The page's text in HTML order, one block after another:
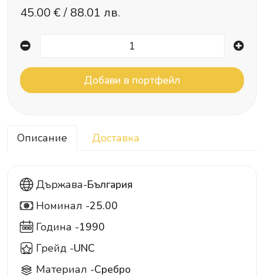
45.00 € / 88.01 лв.
Описание Доставка
Държава-България
25 Номинал -25.00
Година -1990
Грейд -UNC
Материал -Сребро